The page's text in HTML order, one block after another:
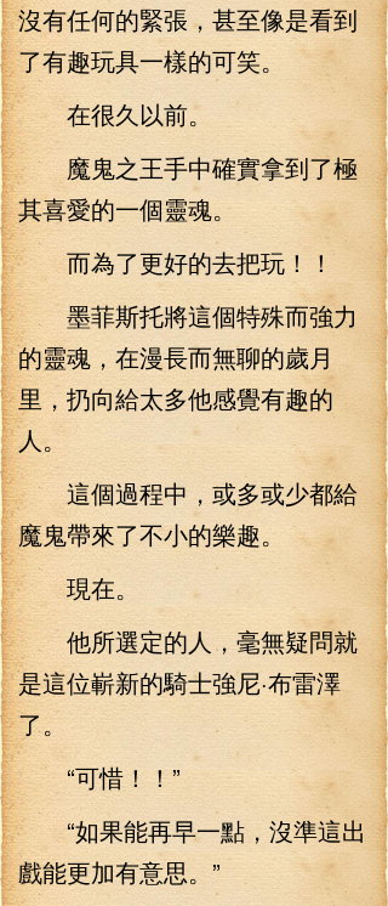
沒有任何的緊張，甚至像是看到
了有趣玩具一樣的可笑。
在很久以前。
魔鬼之王手中確實拿到了極
其喜愛的一個靈魂。
而為了更好的去把玩！！
墨菲斯托將這個特殊而強力
的靈魂，在漫長而無聊的歲月
里，扔向給太多他感覺有趣的
人。
這個過程中，或多或少都給
魔鬼帶來了不小的樂趣。
現在。
他所選定的人，毫無疑問就
是這位嶄新的騎士強尼·布雷澤
了。
“可惜！！”
“如果能再早一點，沒準這出
戲能更加有意思。”